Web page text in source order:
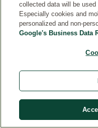
ή
Α
λ
λ
ετ
collected data will be
Especially cookies and
personalized and non-
Google's Business Data